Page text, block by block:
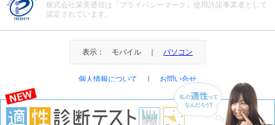
株式会社栄美通信は「プライバシーマーク」使用許諾事業者として
認定されています。
表示： モバイル ｜ パソコン
個人情報について お問い合せ
＠Eibi Tsushin All Right Reserved.